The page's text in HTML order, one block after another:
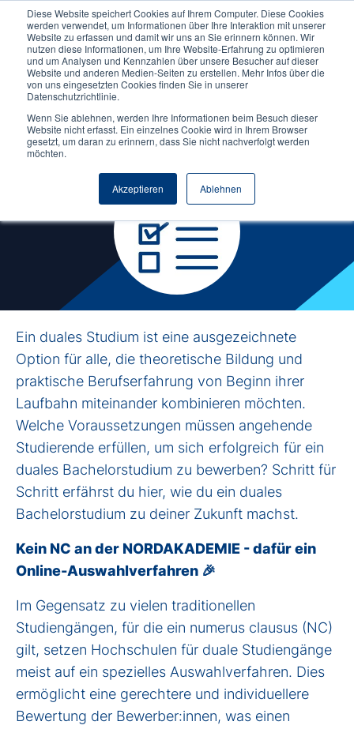
Diese Website speichert Cookies auf Ihrem Computer. Diese Cookies
werden verwendet, um Informationen über Ihre Interaktion mit unserer
Website zu erfassen und damit wir uns an Sie erinnern können. Wir
nutzen diese Informationen, um Ihre Website-Erfahrung zu optimieren
und um Analysen und Kennzahlen über unsere Besucher auf dieser
Website und anderen Medien-Seiten zu erstellen. Mehr Infos über die
von uns eingesetzten Cookies finden Sie in unserer
Datenschutzrichtlinie.
Wenn Sie ablehnen, werden Ihre Informationen beim Besuch dieser
Website nicht erfasst. Ein einzelnes Cookie wird in Ihrem Browser
gesetzt, um daran zu erinnern, dass Sie nicht nachverfolgt werden
möchten.
Akzeptieren Ablehnen
Voraussetzungen für
ein duales Studium
Ein duales Studium ist eine ausgezeichnete
Option für alle, die theoretische Bildung und
praktische Berufserfahrung von Beginn ihrer
Laufbahn miteinander kombinieren möchten.
Welche Voraussetzungen müssen angehende
Studierende erfüllen, um sich erfolgreich für ein
duales Bachelorstudium zu bewerben? Schritt für
Schritt erfährst du hier, wie du ein duales
Bachelorstudium zu deiner Zukunft machst.
Kein NC an der NORDAKADEMIE - dafür ein
Online-Auswahlverfahren 🎉
Im Gegensatz zu vielen traditionellen
Studiengängen, für die ein numerus clausus (NC)
gilt, setzen Hochschulen für duale Studiengänge
meist auf ein spezielles Auswahlverfahren. Dies
ermöglicht eine gerechtere und individuellere
Bewertung der Bewerber:innen, was einen